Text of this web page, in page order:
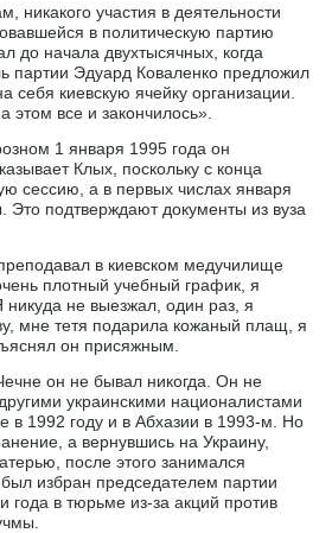
никакого участия в деятельности
в политическую партию
начала двухтысячных, когда
партии Эдуард Коваленко предложил
себя киевскую ячейку организации.
этом все и закончилось».
1 января 1995 года он
Клых, поскольку с конца
сессию, а в первых числах января
Это подтверждают документы из вуза
в киевском медучилище
плотный учебный график, я
не выезжал, один раз, я
мне тетя подарила кожаный плащ, я
он присяжным.
он не бывал никогда. Он не
украинскими националистами
в 1992 году и в Абхазии в 1993-м. Но
а вернувшись на Украину,
после этого занимался
избран председателем партии
в тюрьме из-за акций против